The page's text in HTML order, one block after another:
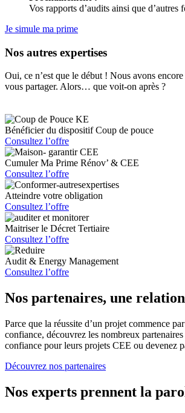
Vos rapports d’audits ainsi que d’autres
Je simule ma prime
Nos autres expertises
Oui, ce n’est que le début ! Nous avons
vous partager. Alors… que voit-on après ?
Bénéficier du dispositif Coup de pouce
Consultez l’offre
Cumuler Ma Prime Rénov’ & CEE
Consultez l’offre
Atteindre votre obligation
Consultez l’offre
Maitriser le Décret Tertiaire
Consultez l’offre
Audit & Energy Management
Consultez l’offre
Nos partenaires, une
Parce que la réussite d’un projet commence
confiance, découvrez les nombreux
confiance pour leurs projets CEE ou devenez
Découvrez nos partenaires
Nos experts prennent la